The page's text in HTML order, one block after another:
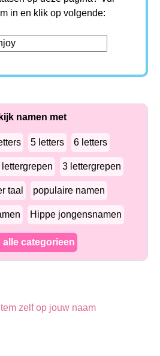
in en klik op volgende:
namen met
5 letters 6 letters
lettergrepen 3 lettergrepen
taal populaire namen
Hippe jongensnamen
alle categorieen
zelf op jouw naam